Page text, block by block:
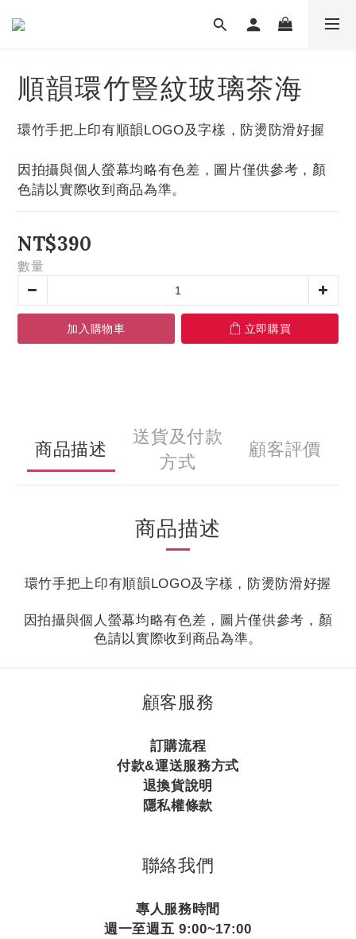
順韻環竹豎紋玻璃茶海
環竹手把上印有順韻LOGO及字樣，防燙防滑好握
因拍攝與個人螢幕均略有色差，圖片僅供參考，顏
色請以實際收到商品為準。
NT$390
數量
加入購物車 立即購買
商品描述
送貨及付款
方式
顧客評價
商品描述
環竹手把上印有順韻LOGO及字樣，防燙防滑好握
因拍攝與個人螢幕均略有色差，圖片僅供參考，顏
色請以實際收到商品為準。
顧客服務
訂購流程
付款&運送服務方式
退換貨說明
隱私權條款
聯絡我們
專人服務時間
週一至週五 9:00~17:00